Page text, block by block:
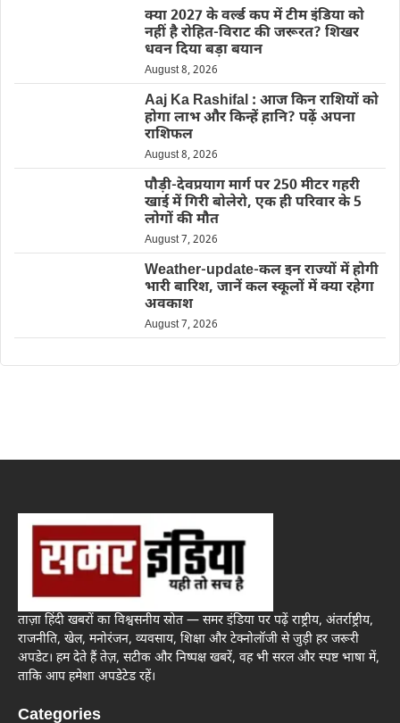
क्या 2027 के वर्ल्ड कप में टीम इंडिया को
नहीं है रोहित-विराट की जरूरत? शिखर
धवन दिया बड़ा बयान
August 8, 2026
Aaj Ka Rashifal : आज किन राशियों को
होगा लाभ और किन्हें हानि? पढ़ें अपना
राशिफल
August 8, 2026
पौड़ी-देवप्रयाग मार्ग पर 250 मीटर गहरी
खाई में गिरी बोलेरो, एक ही परिवार के 5
लोगों की मौत
August 7, 2026
Weather-update-कल इन राज्यों में होगी
भारी बारिश, जानें कल स्कूलों में क्या रहेगा
अवकाश
August 7, 2026
ताज़ा हिंदी खबरों का विश्वसनीय स्रोत — समर इंडिया पर पढ़ें राष्ट्रीय, अंतर्राष्ट्रीय,
राजनीति, खेल, मनोरंजन, व्यवसाय, शिक्षा और टेक्नोलॉजी से जुड़ी हर जरूरी
अपडेट। हम देते हैं तेज़, सटीक और निष्पक्ष खबरें, वह भी सरल और स्पष्ट भाषा में,
ताकि आप हमेशा अपडेटेड रहें।
Categories